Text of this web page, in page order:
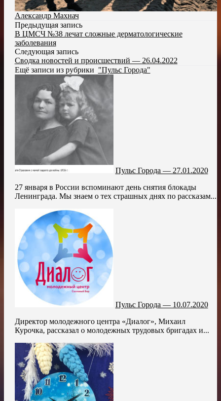
Александр Махнач
Предыдущая запись
В ЦМСЧ №38 лечат сложные дерматологические
заболевания
Следующая запись
Сводка новостей и происшествий — 26.04.2022
Ещё записи из рубрики "Пульс Города"
Пульс Города — 27.01.2020
27 января в России вспоминают день снятия блокады
Ленинграда. Мы знаем о тех страшных днях по рассказам...
Пульс Города — 10.07.2020
Директор молодежного центра «Диалог», Михаил
Курочка, рассказал о молодежных трудовых бригадах и...